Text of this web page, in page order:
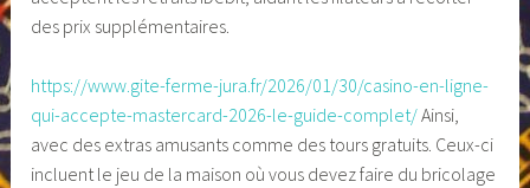
des prix supplémentaires.
https://www.gite-ferme-jura.fr/2026/01/30/casino-en-ligne-
qui-accepte-mastercard-2026-le-guide-complet/Ainsi,
avec des extras amusants comme des tours gratuits. Ceux-ci
incluent le jeu de la maison où vous devez faire du bricolage